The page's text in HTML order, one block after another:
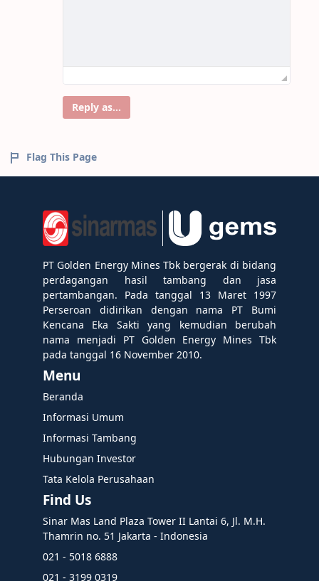
Reply as...
Flag This Page
PT Golden Energy Mines Tbk bergerak di bidang
perdagangan hasil tambang dan jasa
pertambangan. Pada tanggal 13 Maret 1997
Perseroan didirikan dengan nama PT Bumi
Kencana Eka Sakti yang kemudian berubah
nama menjadi PT Golden Energy Mines Tbk
pada tanggal 16 November 2010.
Menu
Beranda
Informasi Umum
Informasi Tambang
Hubungan Investor
Tata Kelola Perusahaan
Find Us
Sinar Mas Land Plaza Tower II Lantai 6, Jl. M.H.
Thamrin no. 51 Jakarta - Indonesia
021 - 5018 6888
021 - 3199 0319